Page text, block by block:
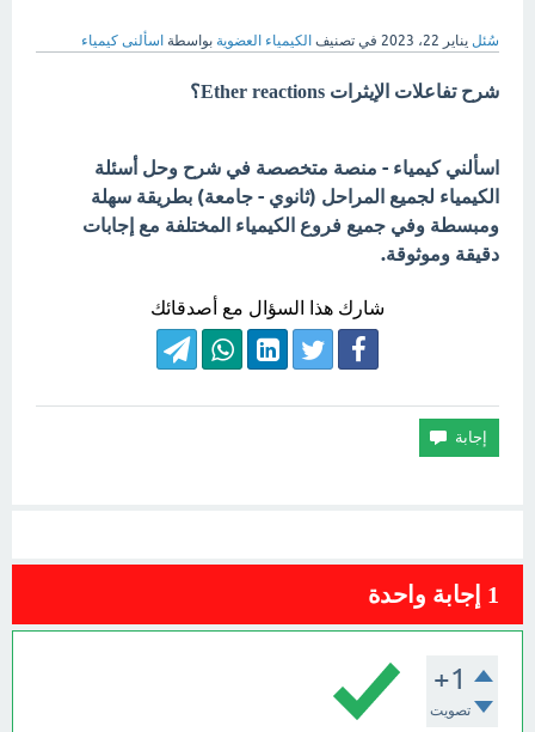
سُئل يناير 22، 2023 في تصنيف الكيمياء العضوية بواسطة اسألنى كيمياء
شرح تفاعلات الإيثرات Ether reactions؟
اسألني كيمياء - منصة متخصصة في شرح وحل أسئلة
الكيمياء لجميع المراحل (ثانوي - جامعة) بطريقة سهلة
ومبسطة وفي جميع فروع الكيمياء المختلفة مع إجابات
دقيقة وموثوقة.
شارك هذا السؤال مع أصدقائك
1 إجابة واحدة
+1
تصويت